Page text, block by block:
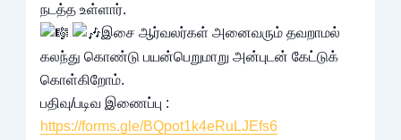
நடத்த உள்ளார்.
இசை ஆர்வலர்கள் அனைவரும் தவறாமல்
கலந்து கொண்டு பயன்பெறுமாறு அன்புடன் கேட்டுக்
கொள்கிறோம்.
பதிவு/படிவ இணைப்பு :
https://forms.gle/BQpot1k4eRuLJEfs6